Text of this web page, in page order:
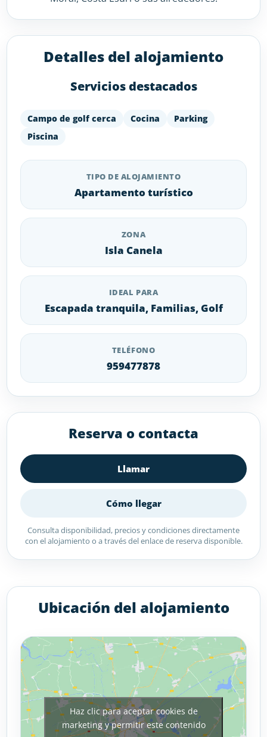
Detalles del alojamiento
Servicios destacados
Campo de golf cerca Cocina
Parking
Piscina
TIPO DE ALOJAMIENTO
Apartamento turístico
ZONA
Isla Canela
IDEAL PARA
Escapada tranquila, Familias, Golf
TELÉFONO
959477878
Reserva o contacta
Llamar
Cómo llegar
Consulta disponibilidad, precios y condiciones directamente
con el alojamiento o a través del enlace de reserva disponible.
Ubicación del alojamiento
Haz clic para aceptar cookies de
marketing y permitir este contenido